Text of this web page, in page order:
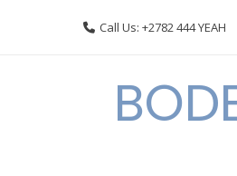
Call Us: +2782 444 YEAH